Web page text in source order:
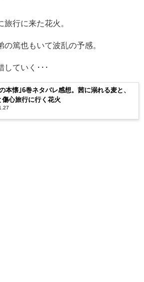
行に来た花火。
篤也もいて波乱の予感。
していく･･･
の本懐｣6巻ネタバレ感想。茜に溺れる麦と、
傷心旅行に行く花火